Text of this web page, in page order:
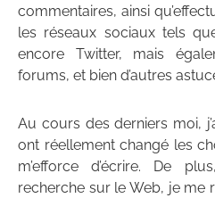
commentaires, ainsi
les réseaux sociaux tels
encore Twitter, mais
forums, et bien d’autres
Au cours des derniers moi,
ont réellement changé les
m’efforce d’écrire. De
recherche sur le Web, je me